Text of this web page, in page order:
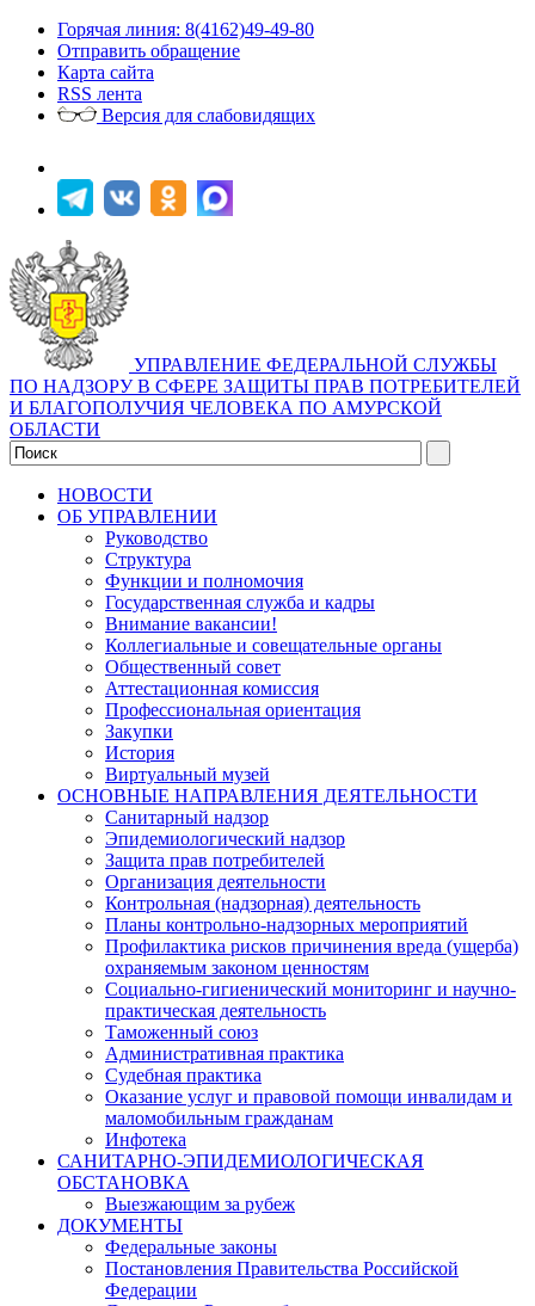
Горячая линия: 8(4162)49-49-80
Отправить обращение
Карта сайта
RSS лента
Версия для слабовидящих
УПРАВЛЕНИЕ ФЕДЕРАЛЬНОЙ СЛУЖБЫ
ПО НАДЗОРУ В СФЕРЕ ЗАЩИТЫ ПРАВ ПОТРЕБИТЕЛЕЙ
И БЛАГОПОЛУЧИЯ ЧЕЛОВЕКА ПО АМУРСКОЙ
ОБЛАСТИ
НОВОСТИ
ОБ УПРАВЛЕНИИ
Руководство
Структура
Функции и полномочия
Государственная служба и кадры
Внимание вакансии!
Коллегиальные и совещательные органы
Общественный совет
Аттестационная комиссия
Профессиональная ориентация
Закупки
История
Виртуальный музей
ОСНОВНЫЕ НАПРАВЛЕНИЯ ДЕЯТЕЛЬНОСТИ
Санитарный надзор
Эпидемиологический надзор
Защита прав потребителей
Организация деятельности
Контрольная (надзорная) деятельность
Планы контрольно-надзорных мероприятий
Профилактика рисков причинения вреда (ущерба)
охраняемым законом ценностям
Социально-гигиенический мониторинг и научно-
практическая деятельность
Таможенный союз
Административная практика
Судебная практика
Оказание услуг и правовой помощи инвалидам и
маломобильным гражданам
Инфотека
САНИТАРНО-ЭПИДЕМИОЛОГИЧЕСКАЯ
ОБСТАНОВКА
Выезжающим за рубеж
ДОКУМЕНТЫ
Федеральные законы
Постановления Правительства Российской
Федерации